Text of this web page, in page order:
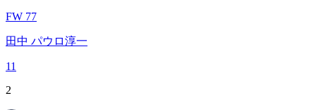
FW 77
田中 パウロ淳一
11
2